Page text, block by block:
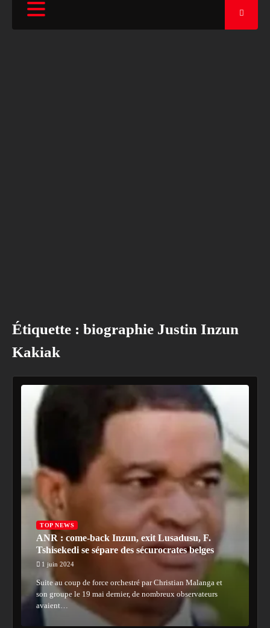
Étiquette : biographie Justin Inzun
Kakiak
TOP NEWS
ANR : come-back Inzun, exit Lusadusu, F.
Tshisekedi se sépare des sécurocrates belges
1 juin 2024
Suite au coup de force orchestré par Christian Malanga et
son groupe le 19 mai dernier, de nombreux observateurs
avaient…